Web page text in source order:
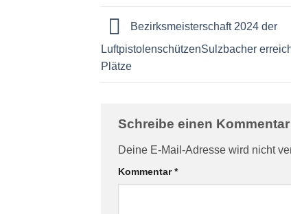
Bezirksmeisterschaft 2024 der
LuftpistolenschützenSulzbacher
Plätze
Schreibe einen Kommentar
Deine E-Mail-Adresse wird nicht
Kommentar*